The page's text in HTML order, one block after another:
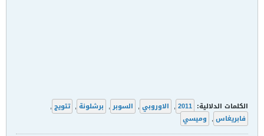
الكلمات الدلالية: 2011
, الاوروبي , السوبر , برشلونة , تتويج ,
فابريغاس , وميسي